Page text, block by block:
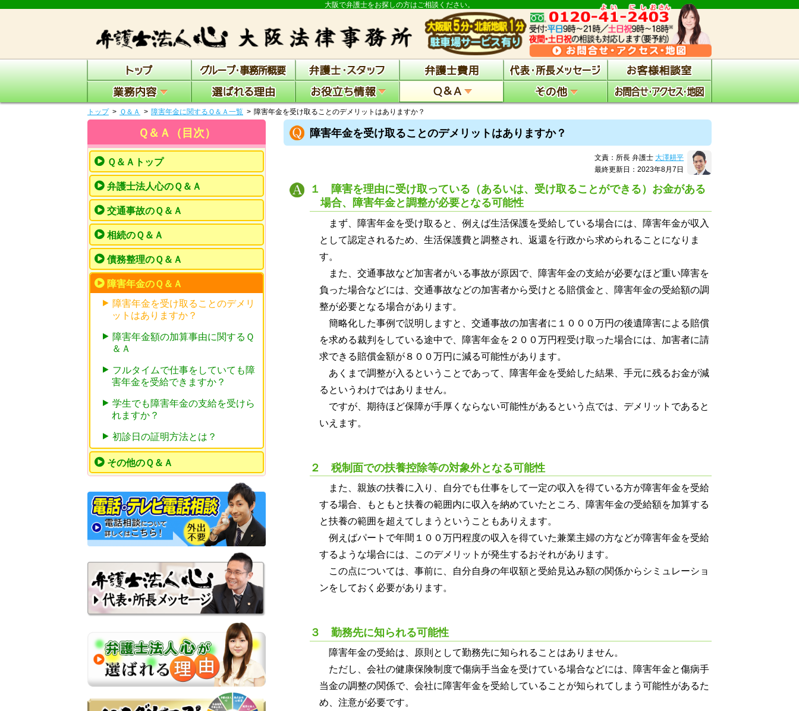
大阪で弁護士をお探しの方はご相談ください。
トップ Ｑ＆Ａ 障害年金に関するＱ＆Ａ一覧 障害年金を受け取ることのデメリットはありますか？
障害年金を受け取ることのデメリットはありますか？
文責：所長 弁護士 大澤耕平
最終更新日：2023年8月7日
１ 障害を理由に受け取っている（あるいは、受け取ることができる）お金がある
場合、障害年金と調整が必要となる可能性
まず、障害年金を受け取ると、例えば生活保護を受給している場合には、障害年金が収入
として認定されるため、生活保護費と調整され、返還を行政から求められることになりま
す。
また、交通事故など加害者がいる事故が原因で、障害年金の支給が必要なほど重い障害を
負った場合などには、交通事故などの加害者から受けとる賠償金と、障害年金の受給額の調
整が必要となる場合があります。
簡略化した事例で説明しますと、交通事故の加害者に１０００万円の後遺障害による賠償
を求める裁判をしている途中で、障害年金を２００万円程受け取った場合には、加害者に請
求できる賠償金額が８００万円に減る可能性があります。
あくまで調整が入るということであって、障害年金を受給した結果、手元に残るお金が減
るというわけではありません。
ですが、期待ほど保障が手厚くならない可能性があるという点では、デメリットであると
いえます。
２ 税制面での扶養控除等の対象外となる可能性
また、親族の扶養に入り、自分でも仕事をして一定の収入を得ている方が障害年金を受給
する場合、もともと扶養の範囲内に収入を納めていたところ、障害年金の受給額を加算する
と扶養の範囲を超えてしまうということもありえます。
例えばパートで年間１００万円程度の収入を得ていた兼業主婦の方などが障害年金を受給
するような場合には、このデメリットが発生するおそれがあります。
この点については、事前に、自分自身の年収額と受給見込み額の関係からシミュレーショ
ンをしておく必要があります。
３ 勤務先に知られる可能性
障害年金の受給は、原則として勤務先に知られることはありません。
ただし、会社の健康保険制度で傷病手当金を受けている場合などには、障害年金と傷病手
当金の調整の関係で、会社に障害年金を受給していることが知られてしまう可能性があるた
め、注意が必要です。
Ｑ＆Ａ（目次）
Ｑ＆Ａトップ
弁護士法人心のＱ＆Ａ
交通事故のＱ＆Ａ
相続のＱ＆Ａ
債務整理のＱ＆Ａ
障害年金のＱ＆Ａ
障害年金を受け取ることのデメリ
ットはありますか？
障害年金額の加算事由に関するＱ
＆Ａ
フルタイムで仕事をしていても障
害年金を受給できますか？
学生でも障害年金の支給を受けら
れますか？
初診日の証明方法とは？
その他のＱ＆Ａ